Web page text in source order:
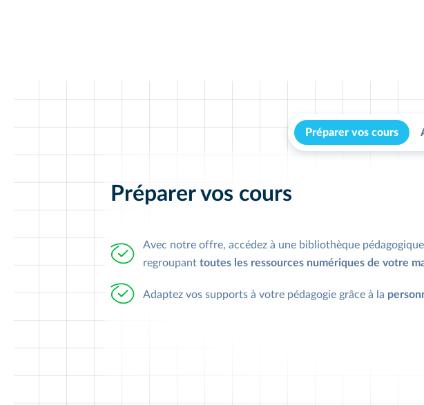
Préparer vos cours
Préparer vos cours
Avec notre offre, accédez à une bibliothèque
regroupant toutes les ressources numériques de votre
Adaptez vos supports à votre pédagogie grâce à la